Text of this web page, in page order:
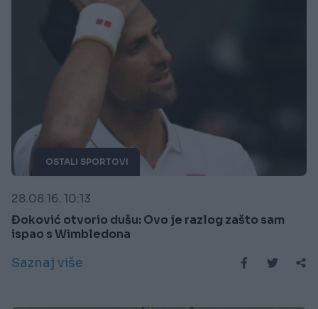
OSTALI SPORTOVI
28.08.16. 10:13
Đoković otvorio dušu: Ovo je razlog zašto sam
ispao s Wimbledona
Saznaj više